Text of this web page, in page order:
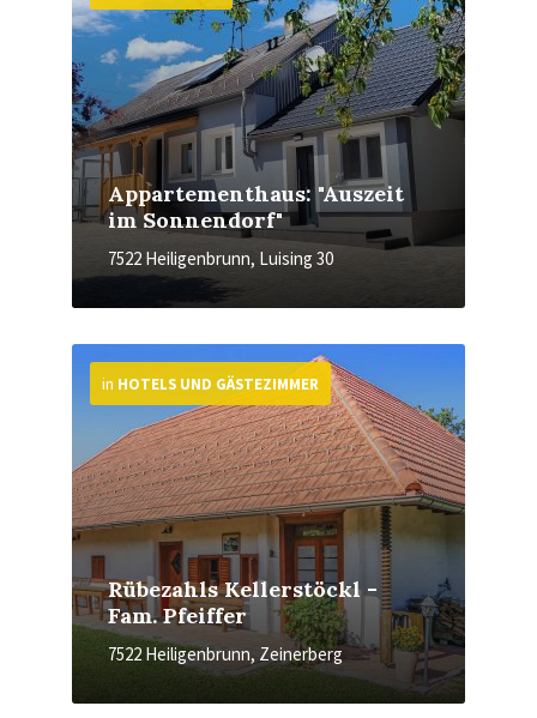
Appartementhaus: "Auszeit
im Sonnendorf"
7522 Heiligenbrunn, Luising 30
in HOTELS UND GÄSTEZIMMER
Rübezahls Kellerstöckl -
Fam. Pfeiffer
7522 Heiligenbrunn, Zeinerberg
More